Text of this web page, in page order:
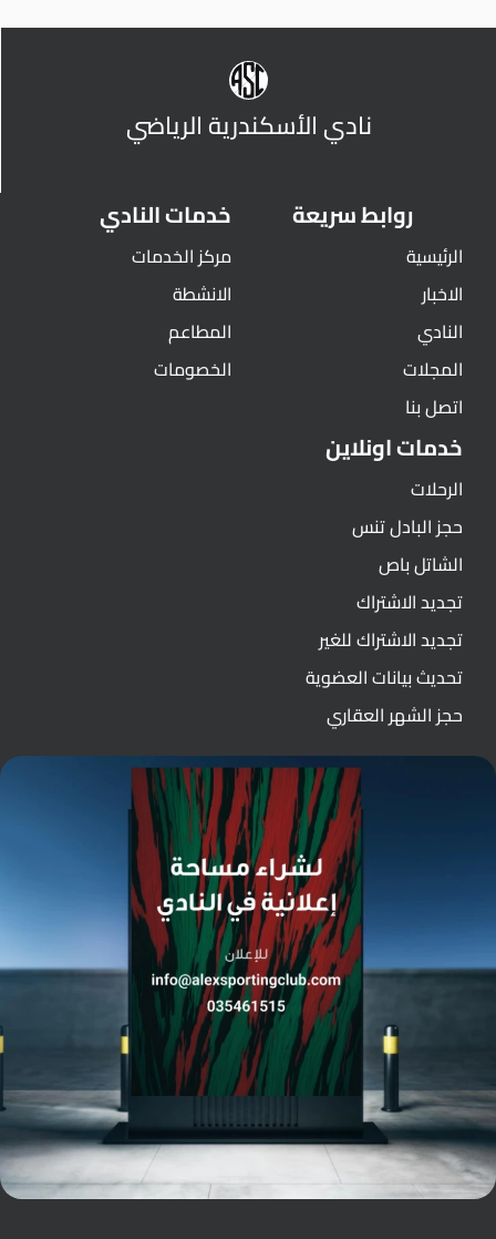
نادي الأسكندرية الرياضي
روابط سريعة
الرئيسية
الاخبار
النادي
المجلات
اتصل بنا
خدمات النادي
مركز الخدمات
الانشطة
المطاعم
الخصومات
خدمات اونلاين
الرحلات
حجز البادل تنس
الشاتل باص
تجديد الاشتراك
تجديد الاشتراك للغير
تحديث بيانات العضوية
حجز الشهر العقاري